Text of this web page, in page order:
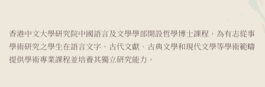
香港中文大學研究院中國語言及文學學部開設哲學博士課程，為有志從事
學術研究之學生在語言文字、古代文獻、古典文學和現代文學等學術範疇
提供學術專業課程並培養其獨立研究能力。